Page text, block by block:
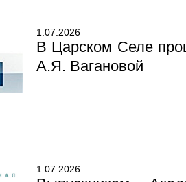
1.07.2026
В Царском Селе
А.Я. Вагановой
1.07.2026